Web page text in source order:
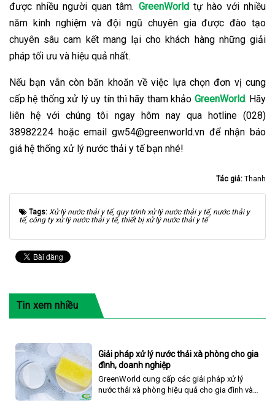
được nhiều người quan tâm. GreenWorldtự hào với nhiều
năm kinh nghiệm và đội ngũ chuyên gia được đào tạo
chuyên sâu cam kết mang lại cho khách hàng những giải
pháp tối ưu và hiệu quả nhất.
Nếu bạn vẫn còn băn khoăn về việc lựa chọn đơn vị cung
cấp hệ thống xử lý uy tín thì hãy tham khảo GreenWorld. Hãy
liên hệ với chúng tôi ngay hôm nay qua hotline (028)
38982224 hoặc email gw54@greenworld.vn để nhận báo
giá hệ thống xử lý nước thải y tế bạn nhé!
Tác giả: Thanh
Tags: Xử lý nước thải y tế, quy trình xử lý nước thải y tế, nước thải y
tế, công ty xử lý nước thải y tế, thiết bị xử lý nước thải y tế
Tin xem nhiều
Giải pháp xử lý nước thải xà phòng cho gia
đình, doanh nghiệp
GreenWorld cung cấp các giải pháp xử lý
nước thải xà phòng hiệu quả cho gia đình và